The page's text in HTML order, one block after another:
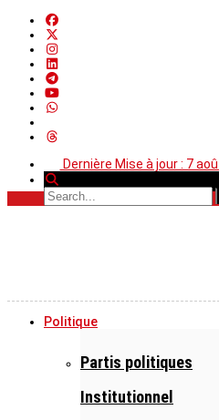
Dernière Mise à jour : 7
Politique
Partis politiques
Institutionnel